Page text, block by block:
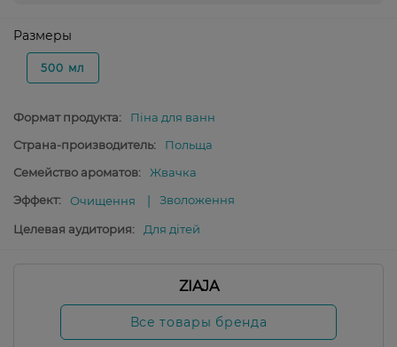
Размеры
500 мл
Формат продукта:
Піна для ванн
Страна-производитель:
Польща
Семейство ароматов:
Жвачка
Эффект:
Очищення Зволоження
Целевая аудитория: Для дітей
ZIAJA
Все товары бренда